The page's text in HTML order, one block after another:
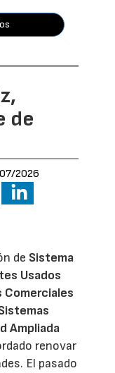
de
2026
de Sistema
Usados
Comerciales
Ampliada
renovar
El pasado